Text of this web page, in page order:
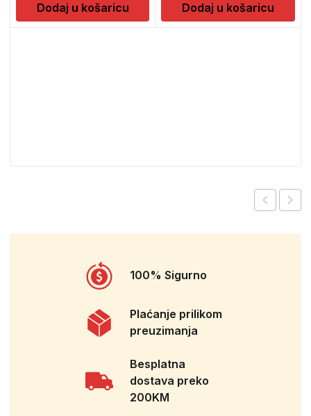
Dodaj u košaricu Dodaj u košaricu
100% Sigurno
Plaćanje prilikom
preuzimanja
Besplatna
dostava preko
200KM